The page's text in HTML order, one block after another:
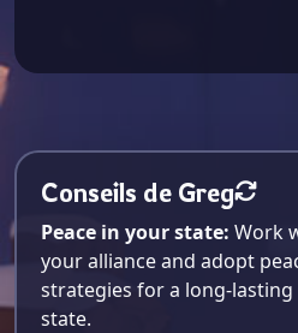
Conseils de Greg
Peace in your state: Work
your alliance and adopt
strategies for a long-lasting
state.